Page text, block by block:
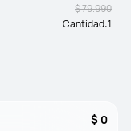
$ 79.990
Cantidad:1
$ 0